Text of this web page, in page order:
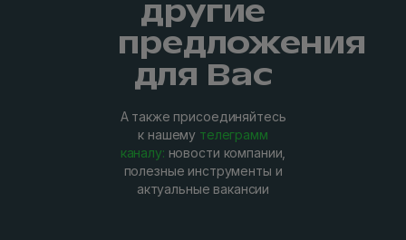
другие
предложения
для Вас
А также присоединяйтесь
к нашему телеграмм
каналу: новости компании,
полезные инструменты и
актуальные вакансии